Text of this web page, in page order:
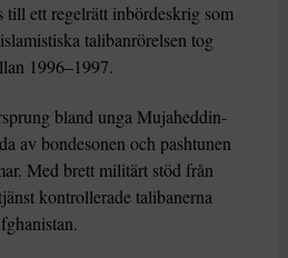
till ett regelrätt inbördeskrig som
talibanrörelsen tog
1996–1997.
bland unga Mujaheddin-
av bondesonen och pashtunen
Med brett militärt stöd från
kontrollerade talibanerna